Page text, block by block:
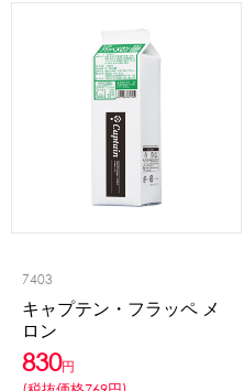
7403
キャプテン・フラッペ メ
ロン
830円